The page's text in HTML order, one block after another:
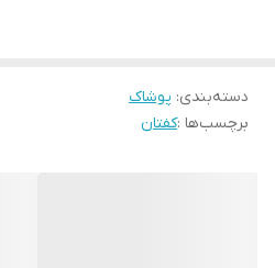
دسته‌بندی: پوشاک
برچسب‌ها :کفتان